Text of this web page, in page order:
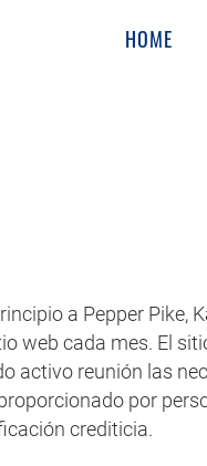
HOME
a Pepper
web cada mes. El
reunión las
por
crediticia.